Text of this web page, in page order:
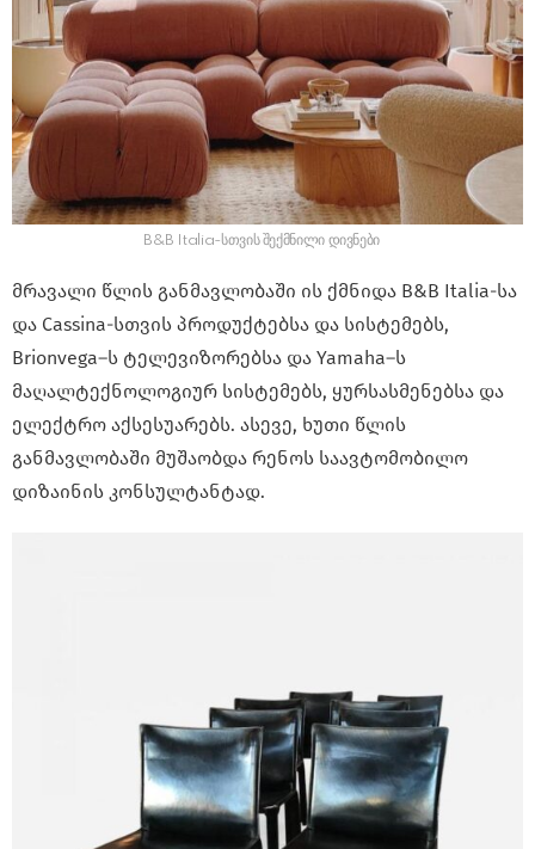
B&B Italia-სთვის შექმნილი დივნები
მრავალი წლის განმავლობაში ის ქმნიდა B&B Italia-სა
და Cassina-სთვის პროდუქტებსა და სისტემებს,
Brionvega–ს ტელევიზორებსა და Yamaha–ს
მაღალტექნოლოგიურ სისტემებს, ყურსასმენებსა და
ელექტრო აქსესუარებს. ასევე, ხუთი წლის
განმავლობაში მუშაობდა რენოს საავტომობილო
დიზაინის კონსულტანტად.